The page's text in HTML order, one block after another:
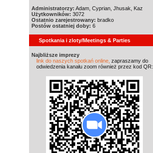
Administratorzy: Adam, Cyprian, Jhusak, Kaz
Użytkowników: 3072
Ostatnio zarejestrowany: bradko
Postów ostatniej doby: 6
Spotkania i zloty/Meetings & Parties
Najbliższe imprezy
link do naszych spotkań online, zapraszamy do
odwiedzenia kanału zoom również przez kod QR: